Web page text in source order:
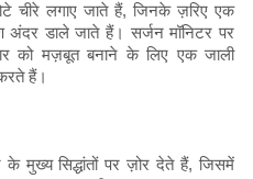
चीरे लगाए जाते हैं, जिनके ज़रिए एक
डाले जाते हैं। सर्जन मॉनिटर पर
को मज़बूत बनाने के लिए एक जाली
हैं।
के मुख्य सिद्धांतों पर ज़ोर देते हैं, जिसमें